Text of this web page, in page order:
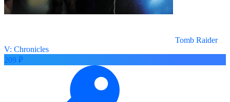
Tomb Raider
V: Chronicles
209 ₽